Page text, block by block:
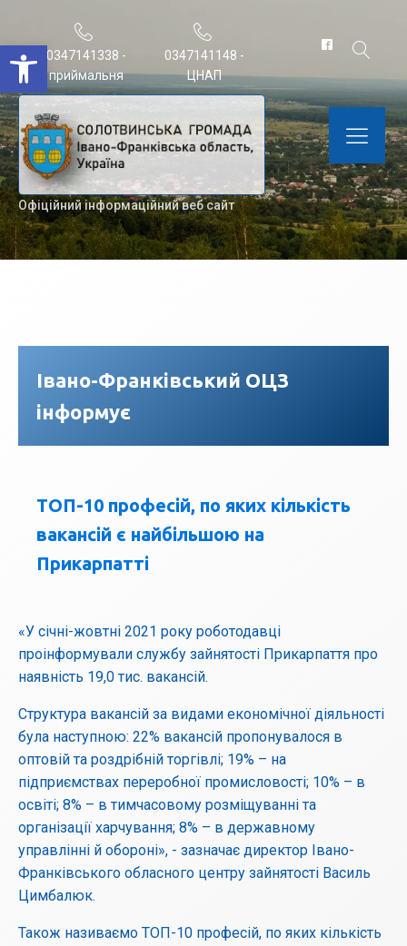
Відкрити Панель інструментів
0347141338 -
приймальня
0347141148 -
ЦНАП
Офіційний інформаційний веб сайт
Івано-Франківський ОЦЗ
інформує
ТОП-10 професій, по яких кількість
вакансій є найбільшою на
Прикарпатті
«У січні-жовтні 2021 року роботодавці
проінформували службу зайнятості Прикарпаття про
наявність 19,0 тис. вакансій.
Структура вакансій за видами економічної діяльності
була наступною: 22% вакансій пропонувалося в
оптовій та роздрібній торгівлі; 19% – на
підприємствах переробної промисловості; 10% – в
освіті; 8% – в тимчасовому розміщуванні та
організації харчування; 8% – в державному
управлінні й обороні», - зазначає директор Івано-
Франківського обласного центру зайнятості Василь
Цимбалюк.
Також називаємо ТОП-10 професій, по яких кількість